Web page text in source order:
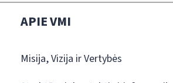
APIE VMI
Misija, Vizija ir Vertybės